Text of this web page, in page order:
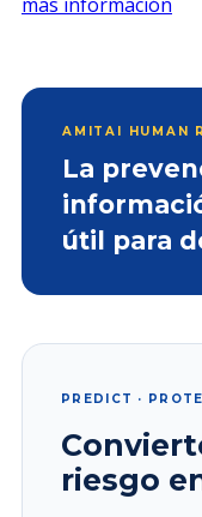
AMITAI HUMAN
La
útil para
PREDICT ·
riesgo